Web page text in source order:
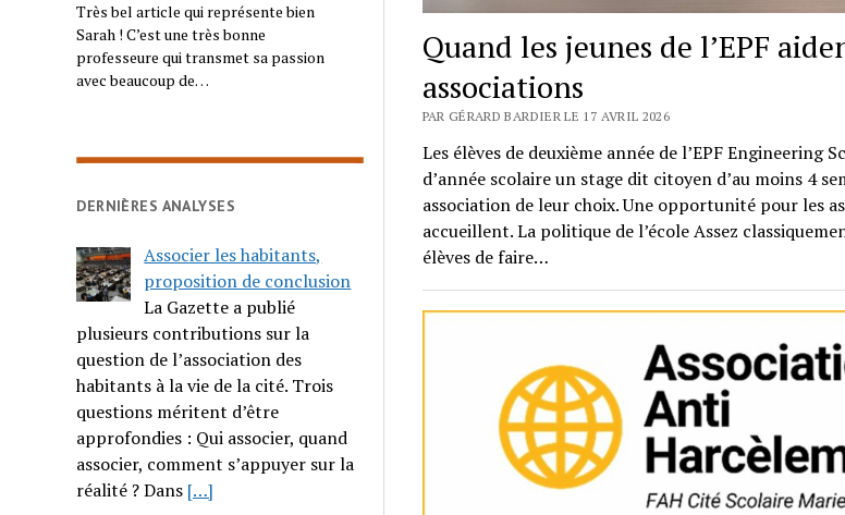
Très bel article qui représente bien
Sarah ! C’est une très bonne
professeure qui transmet sa passion
avec beaucoup de…
DERNIÈRES ANALYSES
Associer les habitants,
proposition de conclusion
La Gazette a publié
plusieurs contributions sur la
question de l’association des
habitants à la vie de la cité. Trois
questions méritent d’être
approfondies : Qui associer, quand
associer, comment s’appuyer sur la
réalité ? Dans […]
Quand les jeunes de l’EPF
associations
PAR GÉRARD BARDIER LE 17 AVRIL 2026
Les élèves de deuxième année de l’EPF Engineering
d’année scolaire un stage dit citoyen d’au moins 4
association de leur choix. Une opportunité pour les
accueillent. La politique de l’école Assez
élèves de faire…